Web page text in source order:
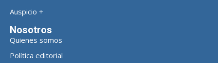
Auspicio +
Nosotros
Quienes somos
Política editorial